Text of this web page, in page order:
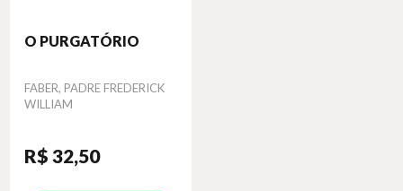
O PURGATÓRIO
Autor
FABER, PADRE FREDERICK
WILLIAM
R$ 32,50